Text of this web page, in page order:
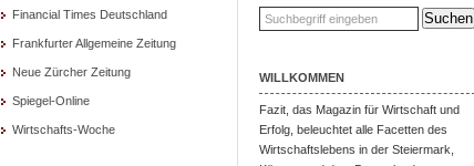
Financial Times Deutschland
Frankfurter Allgemeine Zeitung
Neue Zürcher Zeitung
Spiegel-Online
Wirtschafts-Woche
WILLKOMMEN
Fazit, das Magazin für Wirtschaft und
Erfolg, beleuchtet alle Facetten des
Wirtschaftslebens in der Steiermark,